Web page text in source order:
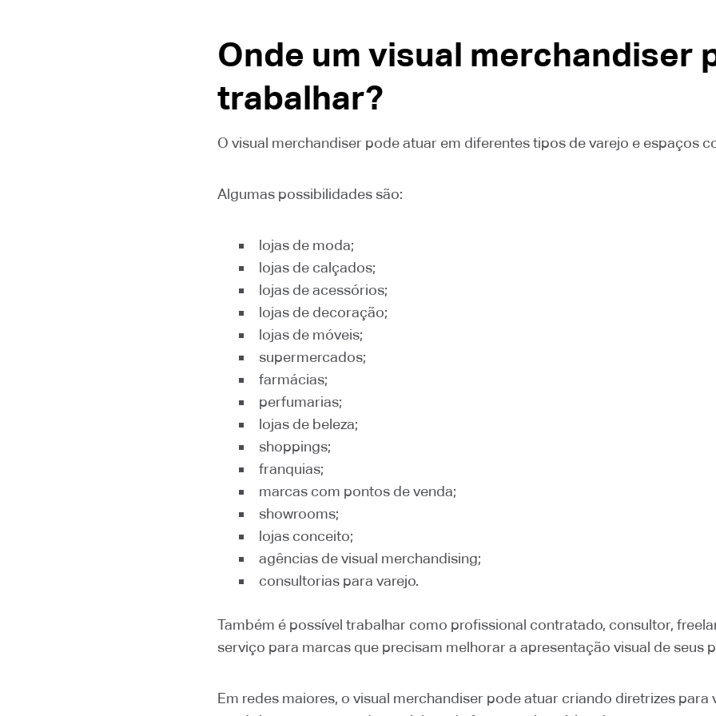
Onde um visual merchandiser
trabalhar?
O visual merchandiser pode atuar em diferentes tipos de varejo e espaços
Algumas possibilidades são:
lojas de moda;
lojas de calçados;
lojas de acessórios;
lojas de decoração;
lojas de móveis;
supermercados;
farmácias;
perfumarias;
lojas de beleza;
shoppings;
franquias;
marcas com pontos de venda;
showrooms;
lojas conceito;
agências de visual merchandising;
consultorias para varejo.
Também é possível trabalhar como profissional contratado, consultor,
serviço para marcas que precisam melhorar a apresentação visual de seus
Em redes maiores, o visual merchandiser pode atuar criando diretrizes para